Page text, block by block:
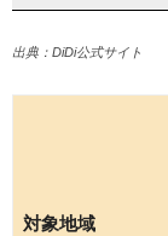
出典：DiDi公式サイト
対象地域